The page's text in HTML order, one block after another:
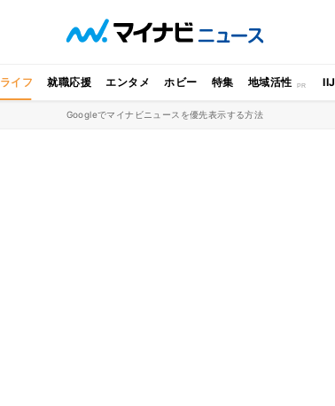
イフ 就職応援 エンタメ ホビー 特集 地域活性 IIJ
Googleでマイナビニュースを優先表示する方法